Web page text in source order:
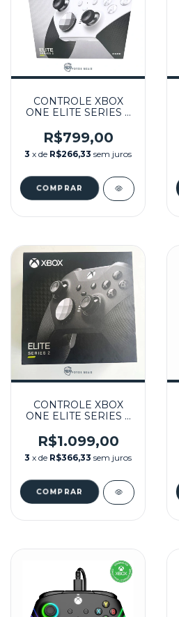
CONTROLE XBOX
ONE ELITE SERIES 2
CAIXA SEMINOVO -
SERIES X,S, ONE
R$799,00
3 x de R$266,33 sem juros
CONTROLE XBOX
ONE ELITE SERIES 2
SEMINOVO - SERIES
X,S, ONE
R$1.099,00
3 x de R$366,33 sem juros